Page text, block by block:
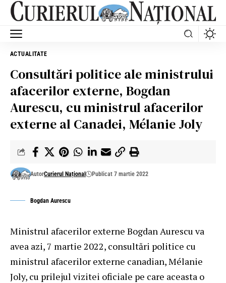
ACTUALITATE
Consultări politice ale ministrului
afacerilor externe, Bogdan
Aurescu, cu ministrul afacerilor
externe al Canadei, Mélanie Joly
AutorCurierul Național Publicat 7 martie 2022
Bogdan Aurescu
Ministrul afacerilor externe Bogdan Aurescu va
avea azi, 7 martie 2022, consultări politice cu
ministrul afacerilor externe canadian, Mélanie
Joly, cu prilejul vizitei oficiale pe care aceasta o